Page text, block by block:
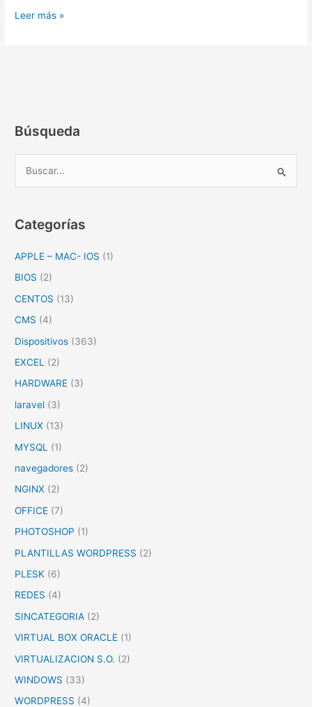
Quitar
Leer más »
Búsqueda
c
r
p
o
Categorías
APPLE – MAC- IOS (1)
BIOS (2)
CENTOS (13)
CMS (4)
Dispositivos (363)
EXCEL
(2)
HARDWARE (3)
laravel (3)
LINUX (13)
MYSQL
(1)
navegadores (2)
NGINX (2)
OFFICE (7)
PHOTOSHOP (1)
PLANTILLAS WORDPRESS (2)
PLESK (6)
REDES (4)
SINCATEGORIA (2)
VIRTUAL BOX ORACLE (1)
VIRTUALIZACION S.O. (2)
WINDOWS (33)
WORDPRESS (4)